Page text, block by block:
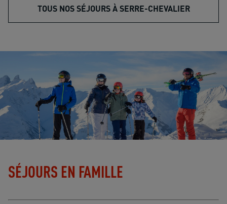
TOUS NOS SÉJOURS À SERRE-CHEVALIER
SÉJOURS EN FAMILLE